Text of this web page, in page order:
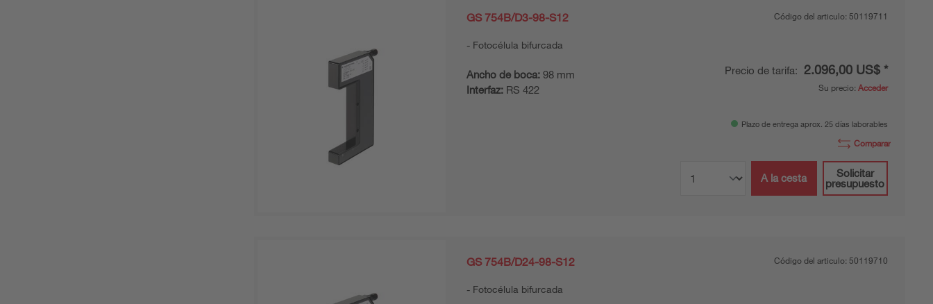
GS 754B/D3-98-S12
Fotocélula bifurcada
Ancho de boca: 98 mm
Interfaz: RS 422
Código del articulo: 50119711
Precio de tarifa: 2.096,00 US$ *
Su precio: Acceder
Plazo de entrega aprox. 25 días laborables
Comparar
A la cesta
Solicitar
presupuesto
GS 754B/D24-98-S12
Fotocélula bifurcada
Código del articulo: 50119710